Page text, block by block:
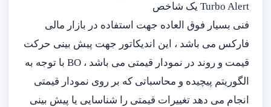
Turbo Alert یک شاخص
فنی بسیار فوق العاده جهت استفاده در بازار مالی
فارکس می باشد ، این اندیکاتور جهت پیش بینی حرکت
قیمت و روند در نمودار قیمتی می باشد ، BO با توجه به
الگوریتم پیچیده و محاسباتی که بر روی نمودار قیمتی
انجام می دهد تغییرات قیمتی را شناسایی یا پیش بینی